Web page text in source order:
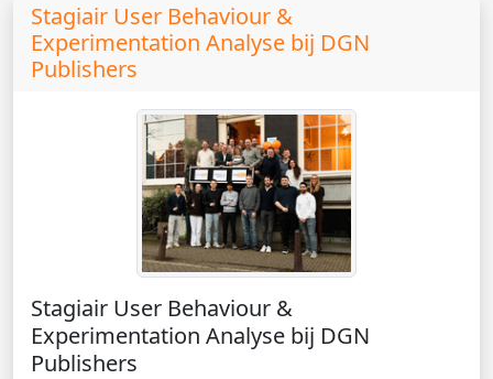
Stagiair User Behaviour &
Experimentation Analyse bij DGN
Publishers
Stagiair User Behaviour &
Experimentation Analyse bij DGN
Publishers